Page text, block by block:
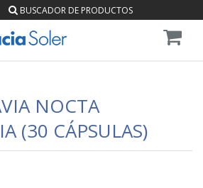
BUSCADOR DE PRODUCTOS
NOCTA
(30 CÁPSULAS)